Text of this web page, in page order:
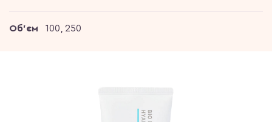
Об'єм 100, 250